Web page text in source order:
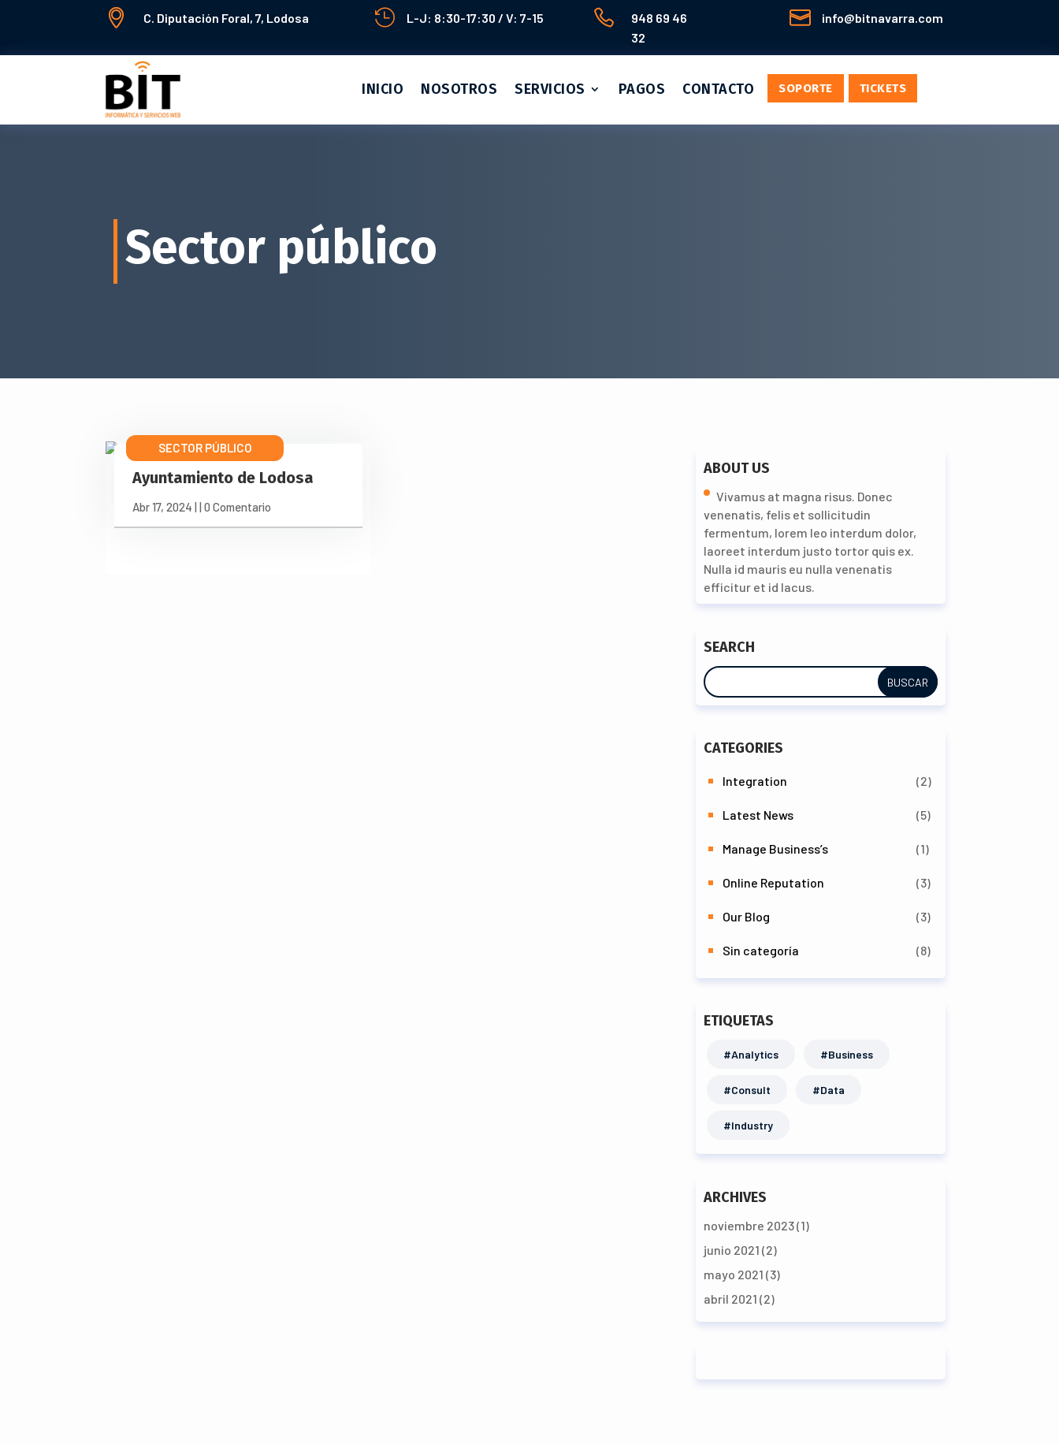
 C. Diputación Foral, 7, Lodosa  L-J: 8:30-17:30 / V: 7-15 
948 69 46
32
 info@bitnavarra.com
INICIO NOSOTROS SERVICIOS PAGOS CONTACTO SOPORTE TICKETS
Sector público
Ayuntamiento de Lodosa
Abr 17, 2024
SECTOR PÚBLICO
| 0 Comentario
ABOUT US
Vivamus at magna risus. Donec
venenatis, felis et sollicitudin
fermentum, lorem leo interdum dolor,
laoreet interdum justo tortor quis ex.
Nulla id mauris eu nulla venenatis
efficitur et id lacus.
SEARCH
CATEGORIES
Integration (2)
Latest News (5)
Manage Business’s (1)
Online Reputation (3)
Our Blog (3)
Sin categoría (8)
ETIQUETAS
#Analytics #Business
#Consult #Data
#Industry
ARCHIVES
noviembre 2023(1)
junio 2021 (2)
mayo 2021 (3)
abril 2021 (2)